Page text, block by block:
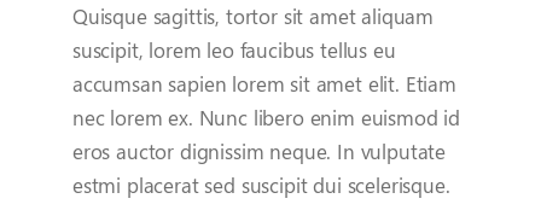
Quisque sagittis, tortor sit amet aliquam
suscipit, lorem leo faucibus tellus eu
accumsan sapien lorem sit amet elit. Etiam
nec lorem ex. Nunc libero enim euismod id
eros auctor dignissim neque. In vulputate
estmi placerat sed suscipit dui scelerisque.